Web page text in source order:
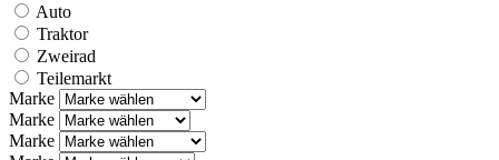
Auto
Traktor
Zweirad
Teilemarkt
Marke
Marke
Marke